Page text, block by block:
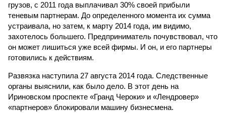
грузов, с 2011 года выплачивал 30% своей прибыли
теневым партнерам. До определенного момента их сумма
устраивала, но затем, к марту 2014 года, им видимо,
захотелось большего. Предприниматель почувствовал, что
он может лишиться уже всей фирмы. И он, и его партнеры
готовились к действиям.
Развязка наступила 27 августа 2014 года. Следственные
органы выяснили, как было дело. В этот день на
Ириновском проспекте «Гранд Чероки» и «Лендровер»
«партнеров» блокировали машину бизнесмена.